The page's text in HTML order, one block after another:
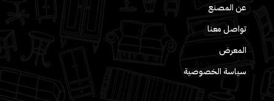
عن المصنع
تواصل معنا
المعرض
سياسة الخصوصية